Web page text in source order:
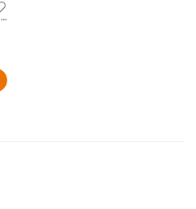
Секретки на колеса VW Taos 2021-, оригинал